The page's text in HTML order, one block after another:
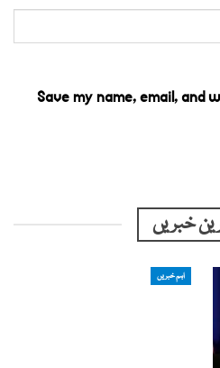
Save my name, email, and
خبریں
اہم خبریں